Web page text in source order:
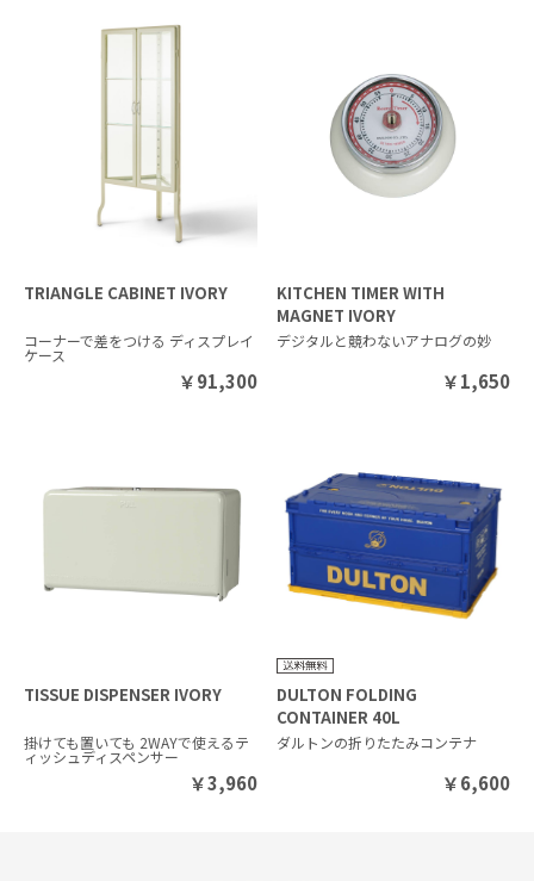
TRIANGLE CABINET IVORY
コーナーで差をつける ディスプレイ
ケース
￥91,300
KITCHEN TIMER WITH
MAGNET IVORY
デジタルと競わないアナログの妙
￥1,650
TISSUE DISPENSER IVORY
掛けても置いても 2WAYで使えるテ
ィッシュディスペンサー
￥3,960
DULTON FOLDING
CONTAINER 40L
ダルトンの折りたたみコンテナ
￥6,600